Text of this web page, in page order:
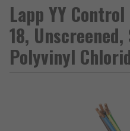
Lapp YY
18,
Polyvinyl